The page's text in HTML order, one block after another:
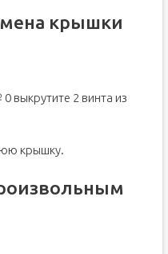
крышки
выкрутите 2 винта из
крышку.